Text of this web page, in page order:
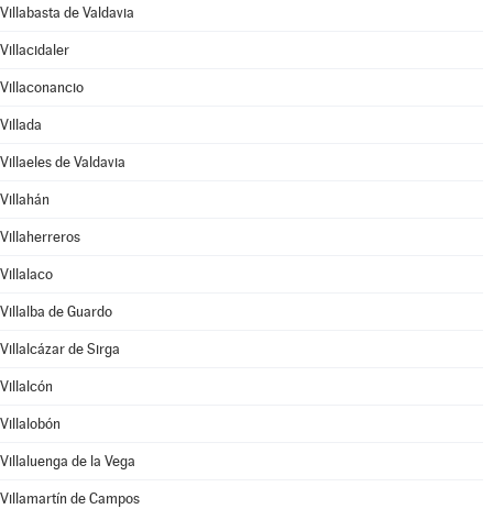
Villabasta de Valdavia
Villacidaler
Villaconancio
Villada
Villaeles de Valdavia
Villahán
Villaherreros
Villalaco
Villalba de Guardo
Villalcázar de Sirga
Villalcón
Villalobón
Villaluenga de la Vega
Villamartín de Campos